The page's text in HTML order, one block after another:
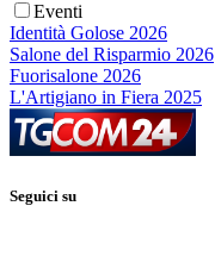
Eventi
Identità Golose 2026
Salone del Risparmio 2026
Fuorisalone 2026
L'Artigiano in Fiera 2025
Seguici su